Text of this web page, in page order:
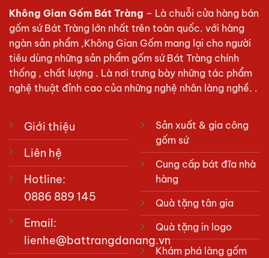
Không Gian Gốm Bát Tràng – Là chuỗi cửa hàng bán
gốm sứ Bát Tràng lớn nhất trên toàn quốc. với hàng
ngàn sản phẩm ,Không Gian Gốm mang lại cho người
tiêu dùng những sản phẩm gốm sứ Bát Tràng chính
thống , chất lượng . Là nơi trưng bày những tác phẩm
nghệ thuật đỉnh cao của những nghệ nhân làng nghề. .
Giới thiệu
Liên hệ
Hotline:
0886 889 145
Email:
lienhe@battrangdanang.vn
Sản xuất & gia công
gốm sứ
Cung cấp bát đĩa nhà
hàng
Quà tặng tân gia
Quà tặng in logo
Khám phá làng gốm